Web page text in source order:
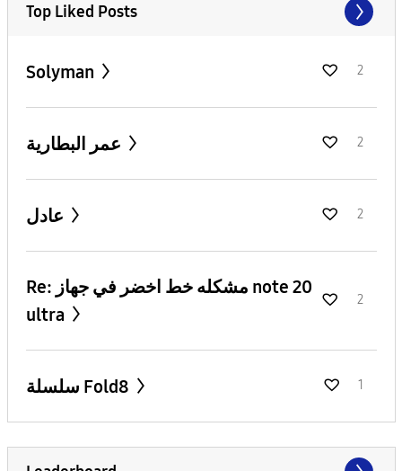
Top Liked Posts
Solyman 2
2
2
Re: مشكله خط اخضر في جهاز note 20
ultra
2
سلسلة Fold8 1